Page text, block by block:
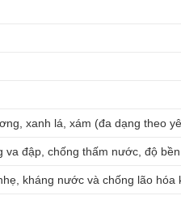
xanh lá, xám (đa dạng theo
va đập, chống thấm nước, độ
kháng nước và chống lão hóa